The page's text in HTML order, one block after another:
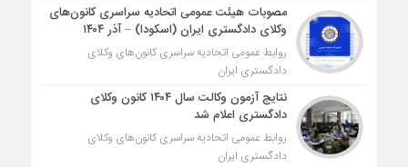
مصوبات هیئت عمومی اتحادیه سراسری کانون‌های
وکلای دادگستری ایران (اسکودا) – آذر ۱۴۰۴
روابط عمومی اتحادیه سراسری کانون‌های وکلای
دادگستری ایران
نتایج آزمون وکالت سال ۱۴۰۴ کانون وکلای
دادگستری اعلام شد
روابط عمومی اتحادیه سراسری کانون‌های وکلای
دادگستری ایران